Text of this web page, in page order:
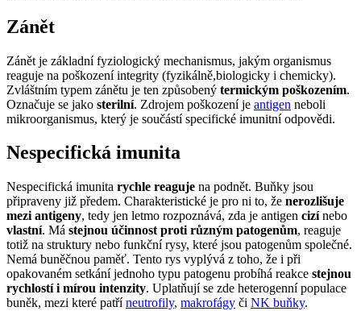
Zánět
Zánět je základní fyziologický mechanismus, jakým organismus
reaguje na poškození integrity (fyzikálně,biologicky i chemicky).
Zvláštním typem zánětu je ten způsobený termickým poškozením.
Označuje se jako sterilní. Zdrojem poškození je antigen neboli
mikroorganismus, který je součástí specifické imunitní odpovědi.
Nespecifická imunita
Nespecifická imunita rychle reaguje na podnět. Buňky jsou
připraveny již předem. Charakteristické je pro ni to, že nerozlišuje
mezi antigeny, tedy jen letmo rozpoznává, zda je antigen cizínebo
vlastní. Má stejnou účinnost proti různým patogenům, reaguje
totiž na struktury nebo funkční rysy, které jsou patogenům společné.
Nemá buněčnou paměť. Tento rys vyplývá z toho, že i při
opakovaném setkání jednoho typu patogenu probíhá reakce stejnou
rychlostí i mírou intenzity. Uplatňují se zde heterogenní populace
buněk, mezi které patříneutrofily, makrofágy či NK buňky.